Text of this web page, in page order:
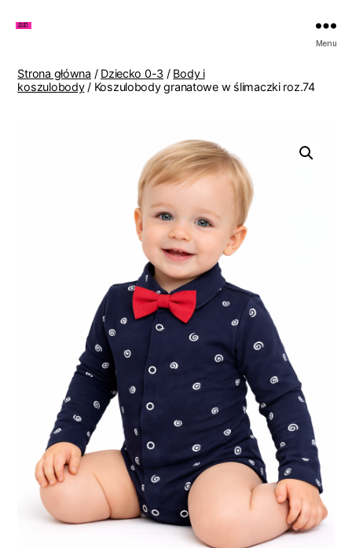
Lenki
Menu
Strona główna / Dziecko 0-3 / Body i
koszulobody/ Koszulobody granatowe w ślimaczki roz.74